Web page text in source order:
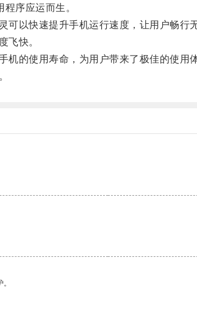
序应运而生。
以快速提升手机运行速度，让用户畅行无
飞快。
的使用寿命，为用户带来了极佳的使用体